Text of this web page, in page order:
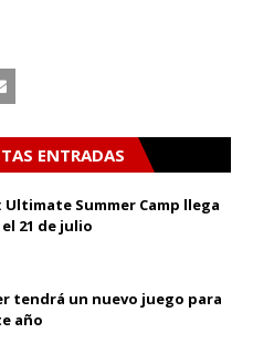
ENTRADAS
Ultimate Summer Camp llega
el 21 de julio
tendrá un nuevo juego para
año